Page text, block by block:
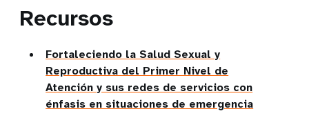
Recursos
Fortaleciendo la Salud Sexual y
Reproductiva del Primer Nivel de
Atención y sus redes de servicios con
énfasis en situaciones de emergencia